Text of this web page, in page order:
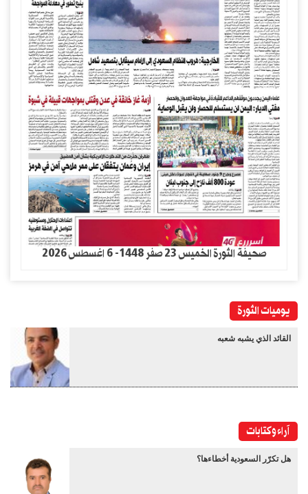
صحيفة الثورة الخميس 23 صفر 1448- 6 اغسطس 2026
يوميات الثورة
القائد الذي يشبه شعبه
آراء وكتابات
هل تكرّر السعودية أخطاءها؟